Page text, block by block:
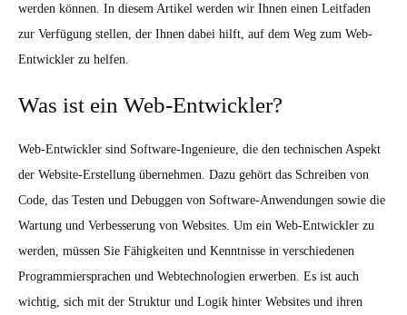
werden können. In diesem Artikel werden wir Ihnen einen Leitfaden
zur Verfügung stellen, der Ihnen dabei hilft, auf dem Weg zum Web-
Entwickler zu helfen.
Was ist ein Web-Entwickler?
Web-Entwickler sind Software-Ingenieure, die den technischen Aspekt
der Website-Erstellung übernehmen. Dazu gehört das Schreiben von
Code, das Testen und Debuggen von Software-Anwendungen sowie die
Wartung und Verbesserung von Websites. Um ein Web-Entwickler zu
werden, müssen Sie Fähigkeiten und Kenntnisse in verschiedenen
Programmiersprachen und Webtechnologien erwerben. Es ist auch
wichtig, sich mit der Struktur und Logik hinter Websites und ihren